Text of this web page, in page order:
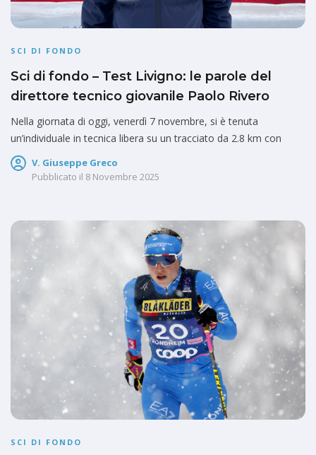
SCI DI FONDO
Sci di fondo – Test Livigno: le parole del
direttore tecnico giovanile Paolo Rivero
Nella giornata di oggi, venerdì 7 novembre, si è tenuta
un’individuale in tecnica libera su un tracciato da 2.8 km con
V. Giuseppe Greco
Pubblicato il 8 Novembre 2025
SCI DI FONDO